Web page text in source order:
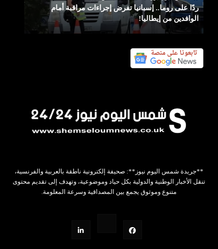
واشنطن تفرض عقوبات على منصات للتداول تمول
الحرس الثوري
**جريدة شمس اليوم نيوز**: صحيفة إلكترونية ناطقة بالعربية والفرنسية،
تنقل الأخبار الوطنية والدولية بكل حياد وموضوعية، وتهدف إلى تقديم محتوى
متنوع وموثوق يجمع بين المصداقية وسرعة المعلومة.